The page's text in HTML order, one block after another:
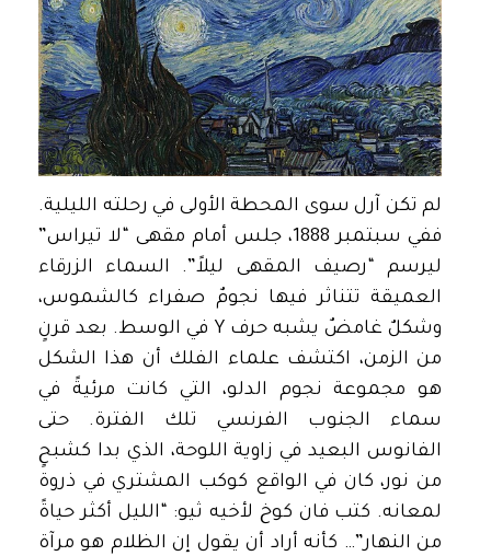
لم تكن آرل سوى المحطة الأولى في رحلته الليلية.
ففي سبتمبر 1888، جلس أمام مقهى “لا تيراس”
ليرسم “رصيف المقهى ليلاً”. السماء الزرقاء
العميقة تتناثر فيها نجومٌ صفراء كالشموس،
وشكلٌ غامضٌ يشبه حرف Y في الوسط. بعد قرنٍ
من الزمن، اكتشف علماء الفلك أن هذا الشكل
هو مجموعة نجوم الدلو، التي كانت مرئيةً في
سماء الجنوب الفرنسي تلك الفترة. حتى
الفانوس البعيد في زاوية اللوحة، الذي بدا كشبحٍ
من نور، كان في الواقع كوكب المشتري في ذروة
لمعانه. كتب فان كوخ لأخيه ثيو: “الليل أكثر حياةً
من النهار”… كأنه أراد أن يقول إن الظلام هو مرآة